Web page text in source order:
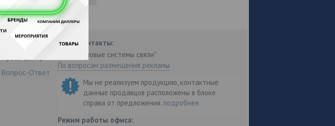
Пресс-центр
Вопрос-Ответ
Наши контакты:
ООО "Деловые системы связи"
По вопросам размещения рекламы
Мы не реализуем продукцию, контактные
данные продавцов расположены в блоке
справа от предложения. подробнее
Режим работы офиса: